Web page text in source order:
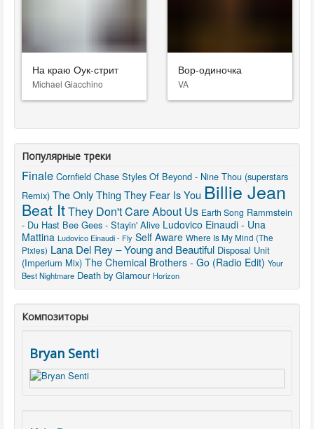
На краю Оук-стрит
Michael Giacchino
Вор-одиночка
VA
Популярные треки
Finale Cornfield Chase Styles Of Beyond - Nine Thou (superstars
Remix) The Only Thing They Fear Is You Billie Jean
Beat ItThey Don't Care About Us Earth Song Rammstein
- Du Hast Bee Gees - Stayin' Alive Ludovico Einaudi - Una
Mattina Ludovico Einaudi - Fly Self Aware Where Is My Mind (The
Pixies) Lana Del Rey – Young and Beautiful Disposal Unit
(Imperium Mix) The Chemical Brothers - Go (Radio Edit) Your
Best Nightmare Death by Glamour Horizon
Композиторы
Bryan Senti